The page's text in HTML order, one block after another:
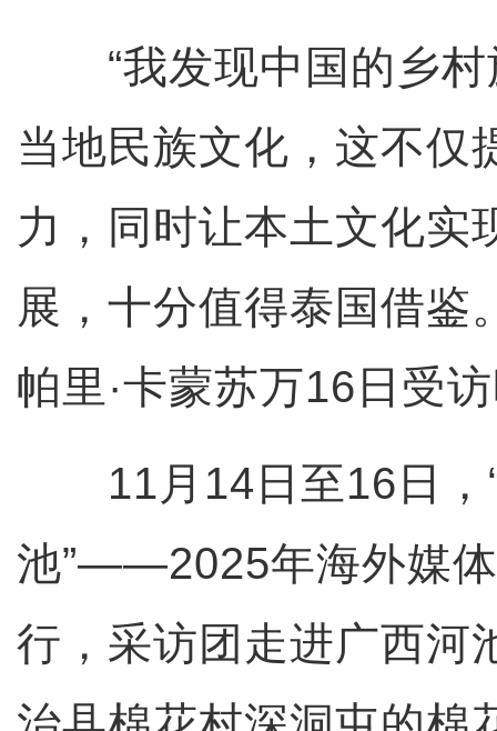
“我发现中国的乡村
当地民族文化，这不仅
力，同时让本土文化实
展，十分值得泰国借鉴
帕里·卡蒙苏万16日受
11月14日至16日，“
池”——2025年海外媒
行，采访团走进广西河